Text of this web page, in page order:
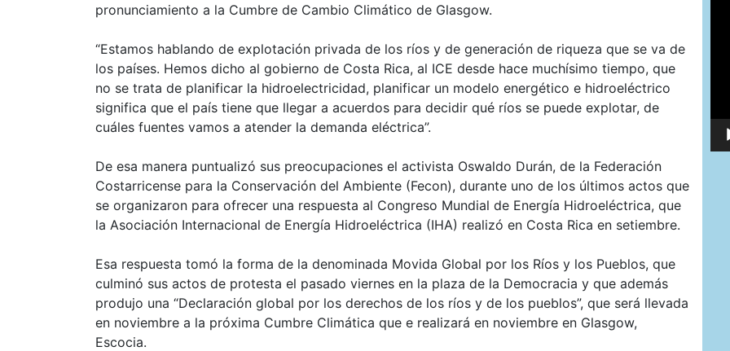
pronunciamiento a la Cumbre de Cambio Climático de Glasgow.
“Estamos hablando de explotación privada de los ríos y de generación de riqueza que se va de
los países. Hemos dicho al gobierno de Costa Rica, al ICE desde hace muchísimo tiempo, que
no se trata de planificar la hidroelectricidad, planificar un modelo energético e hidroeléctrico
significa que el país tiene que llegar a acuerdos para decidir qué ríos se puede explotar, de
cuáles fuentes vamos a atender la demanda eléctrica”.
De esa manera puntualizó sus preocupaciones el activista Oswaldo Durán, de la Federación
Costarricense para la Conservación del Ambiente (Fecon), durante uno de los últimos actos que
se organizaron para ofrecer una respuesta al Congreso Mundial de Energía Hidroeléctrica, que
la Asociación Internacional de Energía Hidroeléctrica (IHA) realizó en Costa Rica en setiembre.
Esa respuesta tomó la forma de la denominada Movida Global por los Ríos y los Pueblos, que
culminó sus actos de protesta el pasado viernes en la plaza de la Democracia y que además
produjo una “Declaración global por los derechos de los ríos y de los pueblos”, que será llevada
en noviembre a la próxima Cumbre Climática que e realizará en noviembre en Glasgow,
Escocia.